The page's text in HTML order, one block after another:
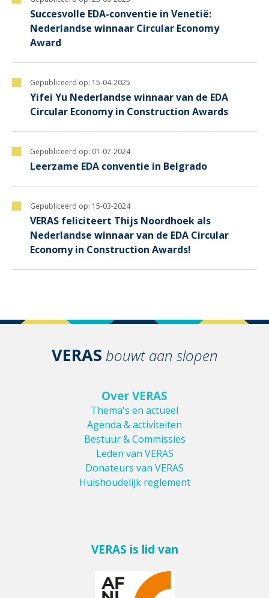
Succesvolle EDA-conventie in Venetië:
Nederlandse winnaar Circular Economy
Award
Gepubliceerd op: 15-04-2025
Yifei Yu Nederlandse winnaar van de EDA
Circular Economy in Construction Awards
Gepubliceerd op: 01-07-2024
Leerzame EDA conventie in Belgrado
Gepubliceerd op: 15-03-2024
VERAS feliciteert Thijs Noordhoek als
Nederlandse winnaar van de EDA Circular
Economy in Construction Awards!
VERAS bouwt aan slopen
Over VERAS
Thema's en actueel
Agenda & activiteiten
Bestuur & Commissies
Leden van VERAS
Donateurs van VERAS
Huishoudelijk reglement
VERAS is lid van